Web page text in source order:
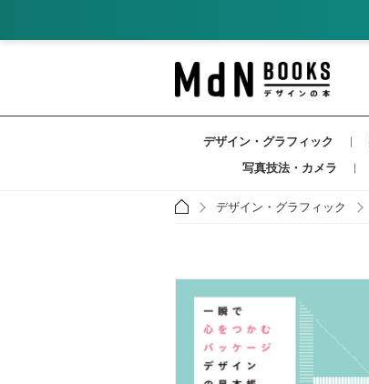
デザイン・グラフィック
写真技法・カメラ
デザイン・グラフィック